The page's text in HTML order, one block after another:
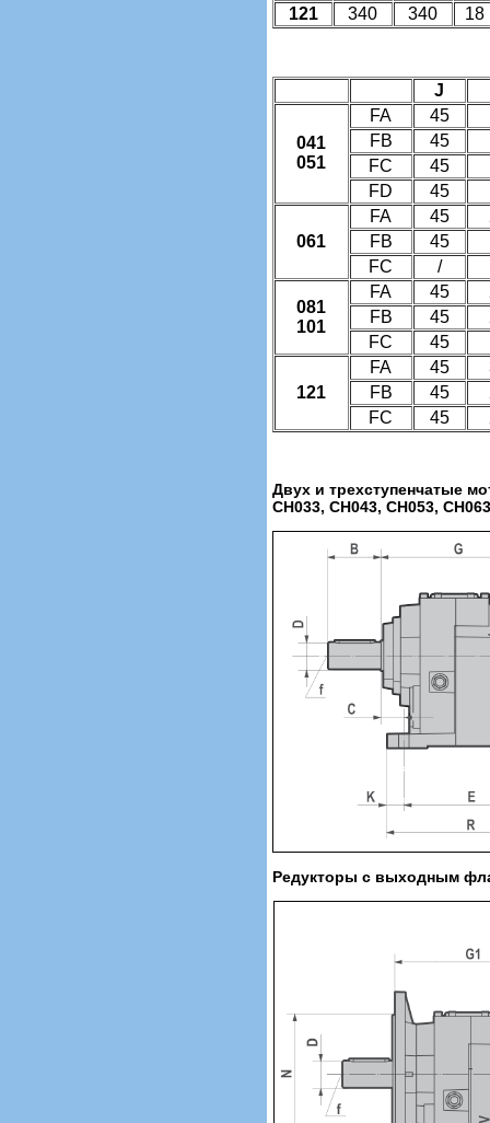
121 340 340 18
J
041
051
FA 45
FB
45
FC
45
FD
45
061
FA 45
FB
45
FC
/
081
101
FA 45
FB
45
FC
45
121
FA 45
FB
45
FC
45
Двух и трехступенчатые
CH033, CH043, CH053,
Редукторы с выходным